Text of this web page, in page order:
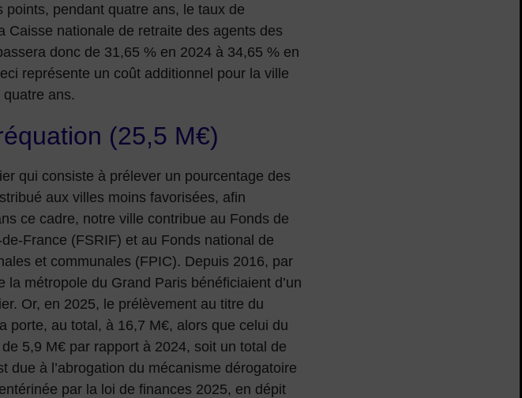
points, pendant quatre ans, le taux de
Caisse nationale de retraite des agents des
donc de 31,65 % en 2024 à 34,65 % en
représente un coût additionnel pour la ville
quatre ans.
(25,5 M€)
qui consiste à prélever un pourcentage des
aux villes moins favorisées, afin
ce cadre, notre ville contribue au Fonds de
France (FSRIF) et au Fonds national de
et communales (FPIC). Depuis 2016, par
métropole du Grand Paris bénéficiaient d’un
Or, en 2025, le prélèvement au titre du
porte, au total, à 16,7 M€, alors que celui du
5,9 M€ par rapport à 2024, soit un total de
due à l’abrogation du mécanisme dérogatoire
par la loi de finances 2025, en dépit